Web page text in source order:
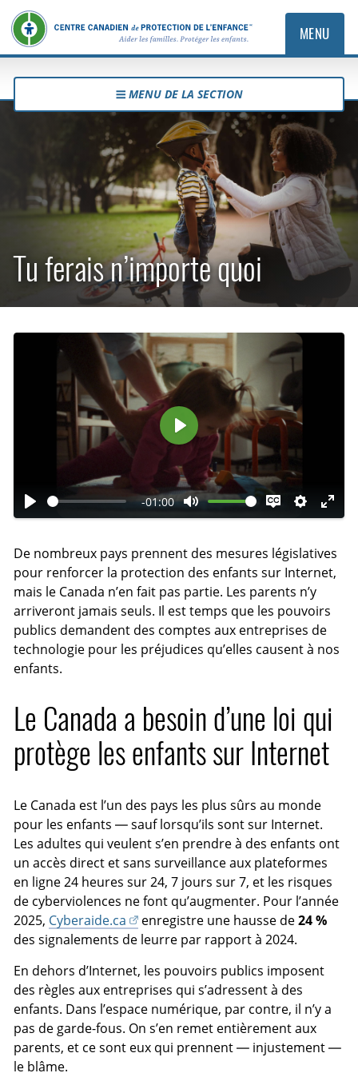
MENU
MENU DE LA SECTION
Tu ferais n’importe quoi
L
r
e
-01:00
C
u
p
e
r
l
o
n
E
l
e
v
e
r
s
s
o
u
-
t
i
t
e
s
R
g
l
a
e
M
d
e
e
é
c
r
a
L
i
r
e
De nombreux pays prennent des mesures législatives
pour renforcer la protection des enfants sur Internet,
mais le Canada n’en fait pas partie. Les parents n’y
arriveront jamais seuls. Il est temps que les pouvoirs
publics demandent des comptes aux entreprises de
technologie pour les préjudices qu’elles causent à nos
enfants.
Le Canada a besoin d’une loi qui
protège les enfants sur Internet
Le Canada est l’un des pays les plus sûrs au monde
pour les enfants — sauf lorsqu’ils sont sur Internet.
Les adultes qui veulent s’en prendre à des enfants ont
un accès direct et sans surveillance aux plateformes
en ligne 24 heures sur 24, 7 jours sur 7, et les risques
de cyberviolences ne font qu’augmenter. Pour l’année
2025, Cyberaide.ca enregistre une hausse de24 %
des signalements de leurre par rapport à 2024.
En dehors d’Internet, les pouvoirs publics imposent
des règles aux entreprises qui s’adressent à des
enfants. Dans l’espace numérique, par contre, il n’y a
pas de garde-fous. On s’en remet entièrement aux
parents, et ce sont eux qui prennent — injustement —
le blâme.